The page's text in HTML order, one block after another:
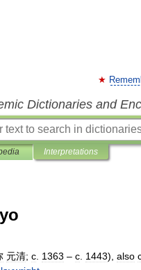
Dictionaries and
Interpretations
元清; c 1363 – c 1443), also